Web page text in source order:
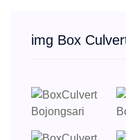
img Box